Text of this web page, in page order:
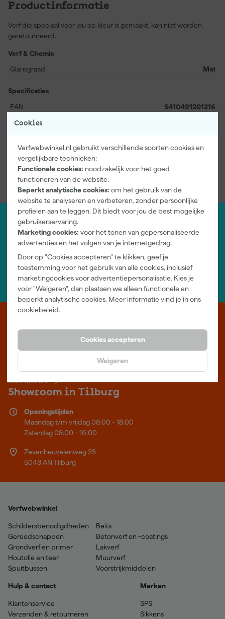
Cookies
Verfwebwinkel.nl gebruikt verschillende soorten cookies en
vergelijkbare technieken:
Functionele cookies: noodzakelijk voor het goed
functioneren van de website.
Beperkt analytische cookies: om het gebruik van de
website te analyseren en verbeteren, zonder persoonlijke
profielen aan te leggen. Dit biedt voor jou de best mogelijke
gebruikerservaring.
Marketing cookies: voor het tonen van gepersonaliseerde
advertenties en het volgen van je internetgedrag.
Door op "Cookies accepteren" te klikken, geef je
toestemming voor het gebruik van alle cookies, inclusief
marketingcookies voor advertentiepersonalisatie. Kies je
voor "Weigeren", dan plaatsen we alleen functionele en
beperkt analytische cookies. Meer informatie vind je in ons
cookiebeleid.
Cookies accepteren
Weigeren
Productinformatie
Verf die speciaal voor jou op kleur is gemaakt, kan niet worden
geretourneerd.
Verf & Chemie
Glansgraad
Mat
Specificaties
EAN
5410491201216
Artikelnummer
Bekijk alle kenmerken
Jouw account
Log-in en beheer je bestellingen en gegevens
Inschrijven wekelijkse nieuwsbrief
Wij helpen je graag
Neem contact op met één van onze specialisten.
Verf kopen doe je bij Verfwebwinkel.nl, dé online verfwinkel van
Nederland. Voordelige verf van topkwaliteit en gratis deskundig
Meer over ons
Showroom in Tilburg
Openingstijden
Maandag t/m vrijdag 08:00 - 18:00
Zaterdag 08:00 - 16:00
Zevenheuvelenweg 25
5048 AN Tilburg
Verfwebwinkel
Schildersbenodigdheden
Gereedschappen
Grondverf en primer
Houtolie en teer
Spuitbussen
Beits
Betonverf en -coatings
Lakverf
Muurverf
Voorstrijkmiddelen
Hulp & contact
Klantenservice
Verzenden & retourneren
Merken
SPS
Sikkens